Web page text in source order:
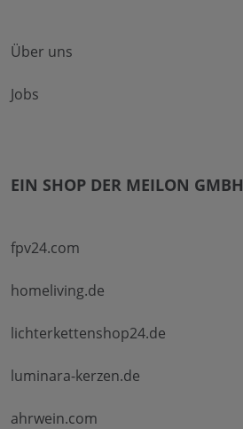
Über uns
Jobs
EIN SHOP DER MEILON GMBH
fpv24.com
homeliving.de
lichterkettenshop24.de
luminara-kerzen.de
ahrwein.com